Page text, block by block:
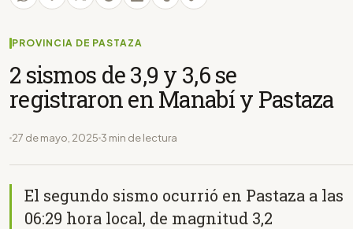
PROVINCIA DE PASTAZA
2 sismos de 3,9 y 3,6 se
registraron en Manabí y Pastaza
27 de mayo, 2025 3 min de lectura
El segundo sismo ocurrió en Pastaza a las
06:29 hora local, de magnitud 3,2